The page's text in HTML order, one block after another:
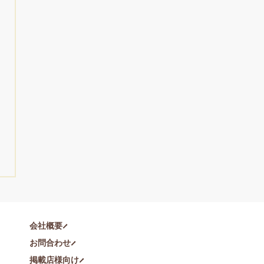
会社概要
お問合わせ
掲載店様向け